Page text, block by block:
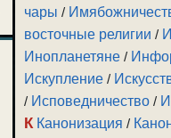
чары /
восточные религии /
Инопланетяне /
Искупление /
/ Исповедничество /
К Канонизация /